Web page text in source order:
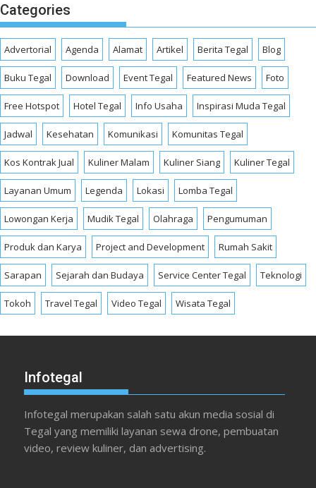
Categories
Advertorial Agenda Alamat Artikel Berita Tegal Blog
Buku Tegal Download Event Tegal Featured News Foto
Free Hotspot Hotel Tegal Info Usaha Inspirasi Muda Tegal
Jadwal Kesehatan Komunikasi Komunitas Tegal
Kos Kontrak Jual Kuliner Malam Kuliner Siang Kuliner Tegal
Layanan Umum Legenda Lokasi Lomba Tegal
Lowongan Kerja Mudik Tegal Olahraga Pengumuman
Produk dan Karya Project and Development Rumah Sakit
Sarapan Sejarah dan Budaya Service Center Tegal Teknologi
Tokoh Travel Tegal Video Tegal Wisata Tegal
Infotegal
Infotegal merupakan salah satu akun media sosial di
Tegal yang memiliki layanan sewa drone, pembuatan
video, review kuliner, dan advertising.